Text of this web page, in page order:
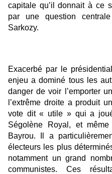
capitale qu’il donnait à ce
par une question
Sarkozy.
Exacerbé par le
enjeu a dominé tous les
danger de voir l’emporter
l’extrême droite a produit
vote dit « utile » qui a
Ségolène Royal, et
Bayrou. Il a
électeurs les plus
notamment un grand
communistes. Ces